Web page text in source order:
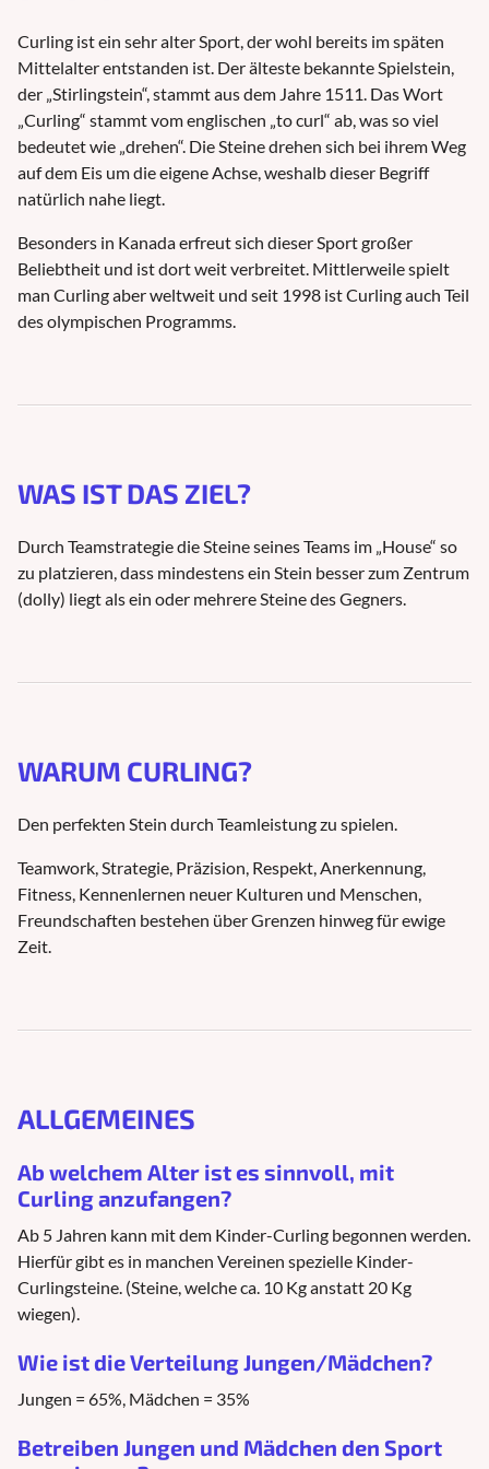
Curling ist ein sehr alter Sport, der wohl bereits im späten
Mittelalter entstanden ist. Der älteste bekannte Spielstein,
der „Stirlingstein“, stammt aus dem Jahre 1511. Das Wort
„Curling“ stammt vom englischen „to curl“ ab, was so viel
bedeutet wie „drehen“. Die Steine drehen sich bei ihrem Weg
auf dem Eis um die eigene Achse, weshalb dieser Begriff
natürlich nahe liegt.
Besonders in Kanada erfreut sich dieser Sport großer
Beliebtheit und ist dort weit verbreitet. Mittlerweile spielt
man Curling aber weltweit und seit 1998 ist Curling auch Teil
des olympischen Programms.
WAS IST DAS ZIEL?
Durch Teamstrategie die Steine seines Teams im „House“ so
zu platzieren, dass mindestens ein Stein besser zum Zentrum
(dolly) liegt als ein oder mehrere Steine des Gegners.
WARUM CURLING?
Den perfekten Stein durch Teamleistung zu spielen.
Teamwork, Strategie, Präzision, Respekt, Anerkennung,
Fitness, Kennenlernen neuer Kulturen und Menschen,
Freundschaften bestehen über Grenzen hinweg für ewige
Zeit.
ALLGEMEINES
Ab welchem Alter ist es sinnvoll, mit
Curling anzufangen?
Ab 5 Jahren kann mit dem Kinder-Curling begonnen werden.
Hierfür gibt es in manchen Vereinen spezielle Kinder-
Curlingsteine. (Steine, welche ca. 10 Kg anstatt 20 Kg
wiegen).
Wie ist die Verteilung Jungen/Mädchen?
Jungen = 65%, Mädchen = 35%
Betreiben Jungen und Mädchen den Sport